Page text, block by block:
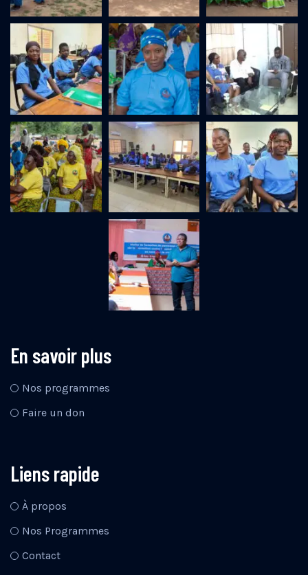
En savoir plus
Nos programmes
Faire un don
Liens rapide
À propos
Nos Programmes
Contact